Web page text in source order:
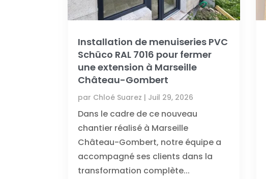
Installation de menuiseries PVC
Schüco RAL 7016 pour fermer
une extension à Marseille
Château-Gombert
par Chloé Suarez | Juil 29, 2026
Dans le cadre de ce nouveau
chantier réalisé à Marseille
Château-Gombert, notre équipe a
accompagné ses clients dans la
transformation complète...